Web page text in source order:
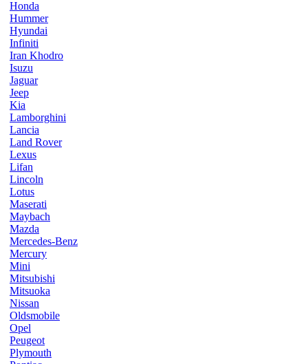
Honda
Hummer
Hyundai
Infiniti
Iran Khodro
Isuzu
Jaguar
Jeep
Kia
Lamborghini
Lancia
Land Rover
Lexus
Lifan
Lincoln
Lotus
Maserati
Maybach
Mazda
Mercedes-Benz
Mercury
Mini
Mitsubishi
Mitsuoka
Nissan
Oldsmobile
Opel
Peugeot
Plymouth